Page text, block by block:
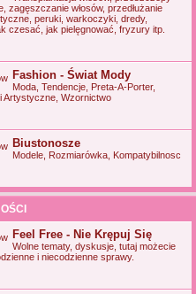
zagęszczanie włosów, przedłużanie
peruki, warkoczyki, dredy,
czesać, jak pielęgnować, fryzury itp.
Fashion - Świat Mody
Moda, Tendencje, Preta-A-Porter,
Artystyczne, Wzornictwo
Biustonosze
Modele, Rozmiarówka, Kompatybilnosc
Feel Free - Nie Krępuj Się
Wolne tematy, dyskusje, tutaj możecie
i niecodzienne sprawy.